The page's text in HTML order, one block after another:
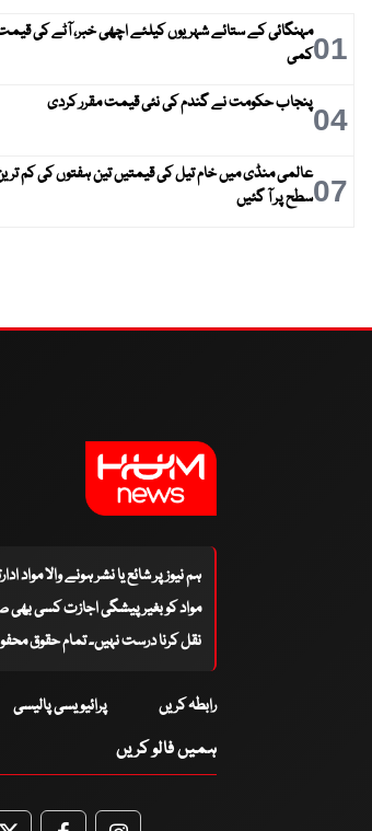
01مہنگائی کے ستائے شہریوں کیلئے اچھی خبر، آٹے کی
کمی
04پنجاب حکومت نے گندم کی نئی قیمت مقرر کردی
07عالمی منڈی میں خام تیل کی قیمتیں تین ہفتوں کی کم
سطح پر آ گئیں
ہم نیوز پر شائع یا نشر ہونے والا
مواد کو بغیر پیشگی اجازت کسی بھی
نقل کرنا درست نہیں۔ تمام حقوق محفوظ
رابطہ کریں پرائیویسی پالیسی
ہمیں فالو کریں